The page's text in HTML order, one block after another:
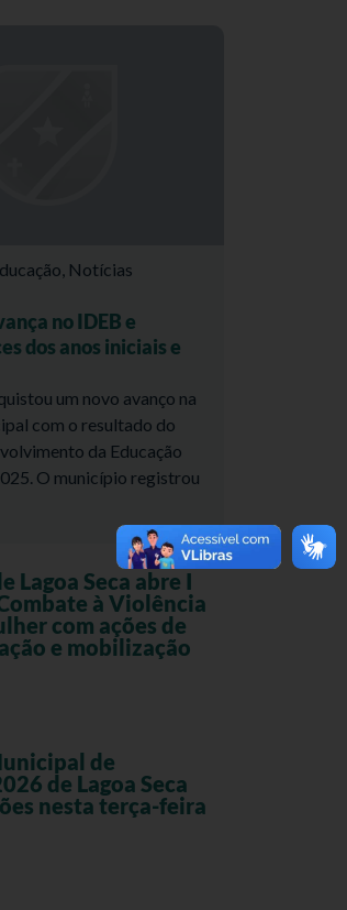
, Notícias
no IDEB e
dos anos iniciais e
um novo avanço na
com o resultado do
da Educação
O município registrou
Lagoa Seca abre I
à Violência
com ações de
e mobilização
de
de Lagoa Seca
nesta terça-feira